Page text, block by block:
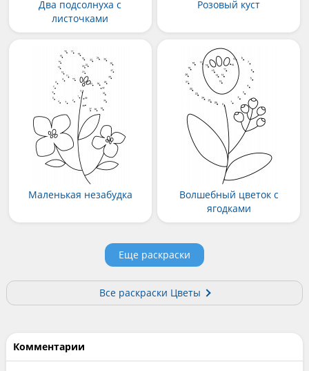
Два подсолнуха с
листочками
Розовый куст
Маленькая незабудка
Волшебный цветок с
ягодками
Еще раскраски
Все раскраски Цветы
Комментарии